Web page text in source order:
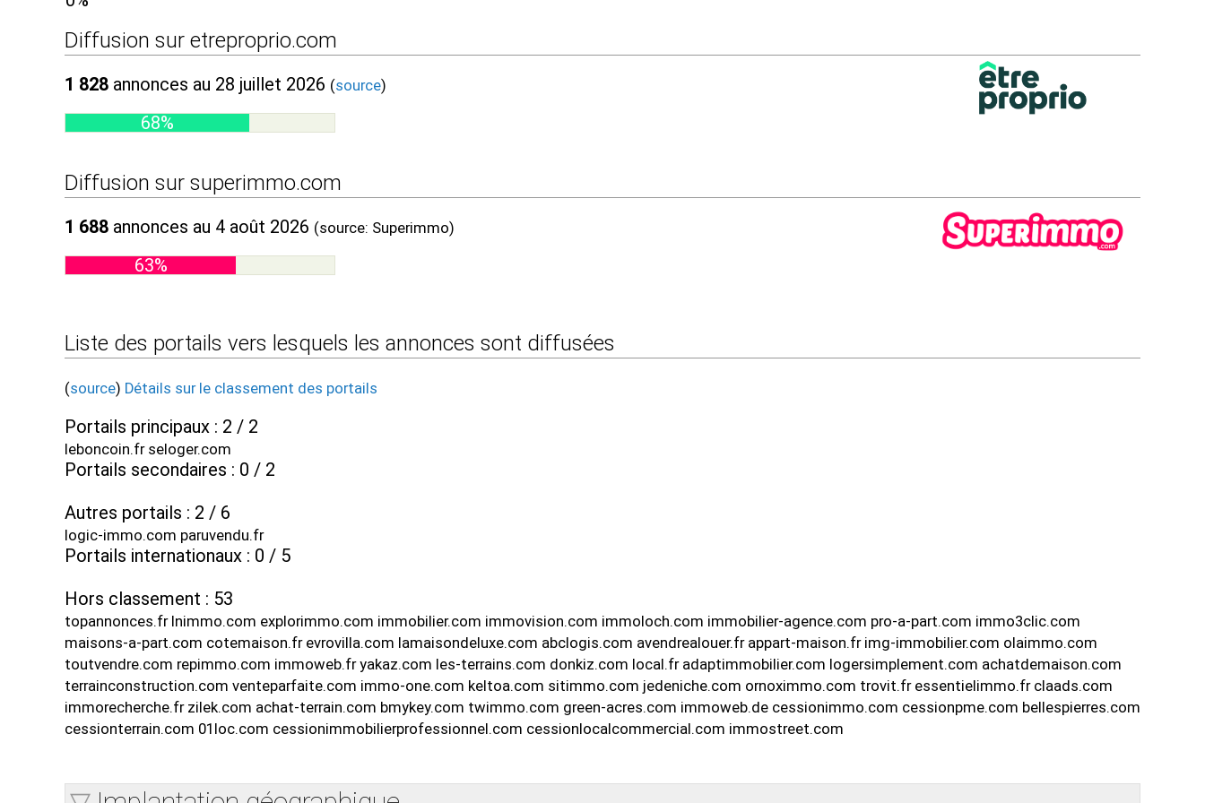
Diffusion sur etreproprio.com
1 828 annonces au 28 juillet 2026 (source)
68%
Diffusion sur superimmo.com
1 688 annonces au 4 août 2026 (source: Superimmo)
63%
Liste des portails vers lesquels les annonces sont diffusées
(source) Détails sur le classement des portails
Portails principaux : 2 / 2
leboncoin.fr seloger.com
Portails secondaires : 0 / 2
Autres portails : 2 / 6
logic-immo.com paruvendu.fr
Portails internationaux : 0 / 5
Hors classement : 53
topannonces.fr lnimmo.com explorimmo.com immobilier.com immovision.com immoloch.com immobilier-agence.com pro-a-part.com immo3clic.com
maisons-a-part.com cotemaison.fr evrovilla.com lamaisondeluxe.com abclogis.com avendrealouer.fr appart-maison.fr img-immobilier.com olaimmo.com
toutvendre.com repimmo.com immoweb.fr yakaz.com les-terrains.com donkiz.com local.fr adaptimmobilier.com logersimplement.com achatdemaison.com
terrainconstruction.com venteparfaite.com immo-one.com keltoa.com sitimmo.com jedeniche.com ornoximmo.com trovit.fr essentielimmo.fr claads.com
immorecherche.fr zilek.com achat-terrain.com bmykey.com twimmo.com green-acres.com immoweb.de cessionimmo.com cessionpme.com bellespierres.com
cessionterrain.com 01loc.com cessionimmobilierprofessionnel.com cessionlocalcommercial.com immostreet.com